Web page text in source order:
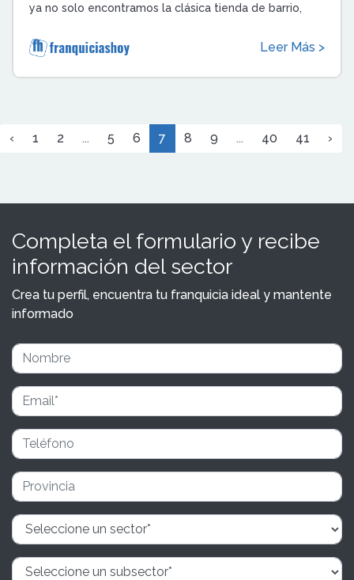
ya no solo encontramos la clásica tienda de barrio,
Leer Más >
‹ 1 2 ... 5 6 7 8 9 ... 40 41 ›
Completa el formulario y recibe
información del sector
Crea tu perfil, encuentra tu franquicia ideal y mantente
informado